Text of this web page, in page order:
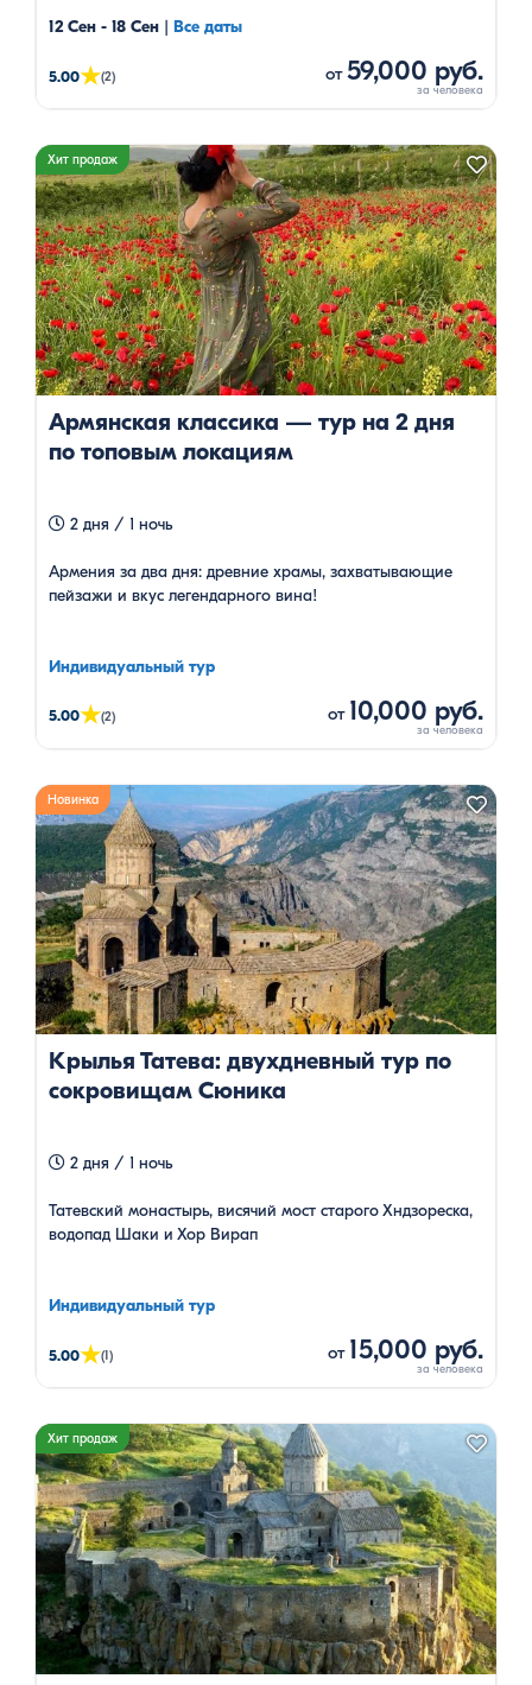
12 Сен - 18 Сен | Все даты
5.00★(2) от59,000 руб.
Хит продаж
Армянская классика — тур на 2 дня
по топовым локациям
2 дня / 1 ночь
Армения за два дня: древние храмы, захватывающие
пейзажи и вкус легендарного вина!
Индивидуальный тур
5.00★(2) от 10,000 руб.
Новинка
Крылья Татева: двухдневный тур по
сокровищам Сюника
2 дня / 1 ночь
Татевский монастырь, висячий мост старого Хндзореска,
водопад Шаки и Хор Вирап
Индивидуальный тур
5.00★(1) от 15,000 руб.
Хит продаж